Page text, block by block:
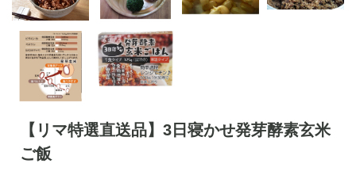
【リマ特選直送品】3日寝かせ発芽酵素玄米
ご飯